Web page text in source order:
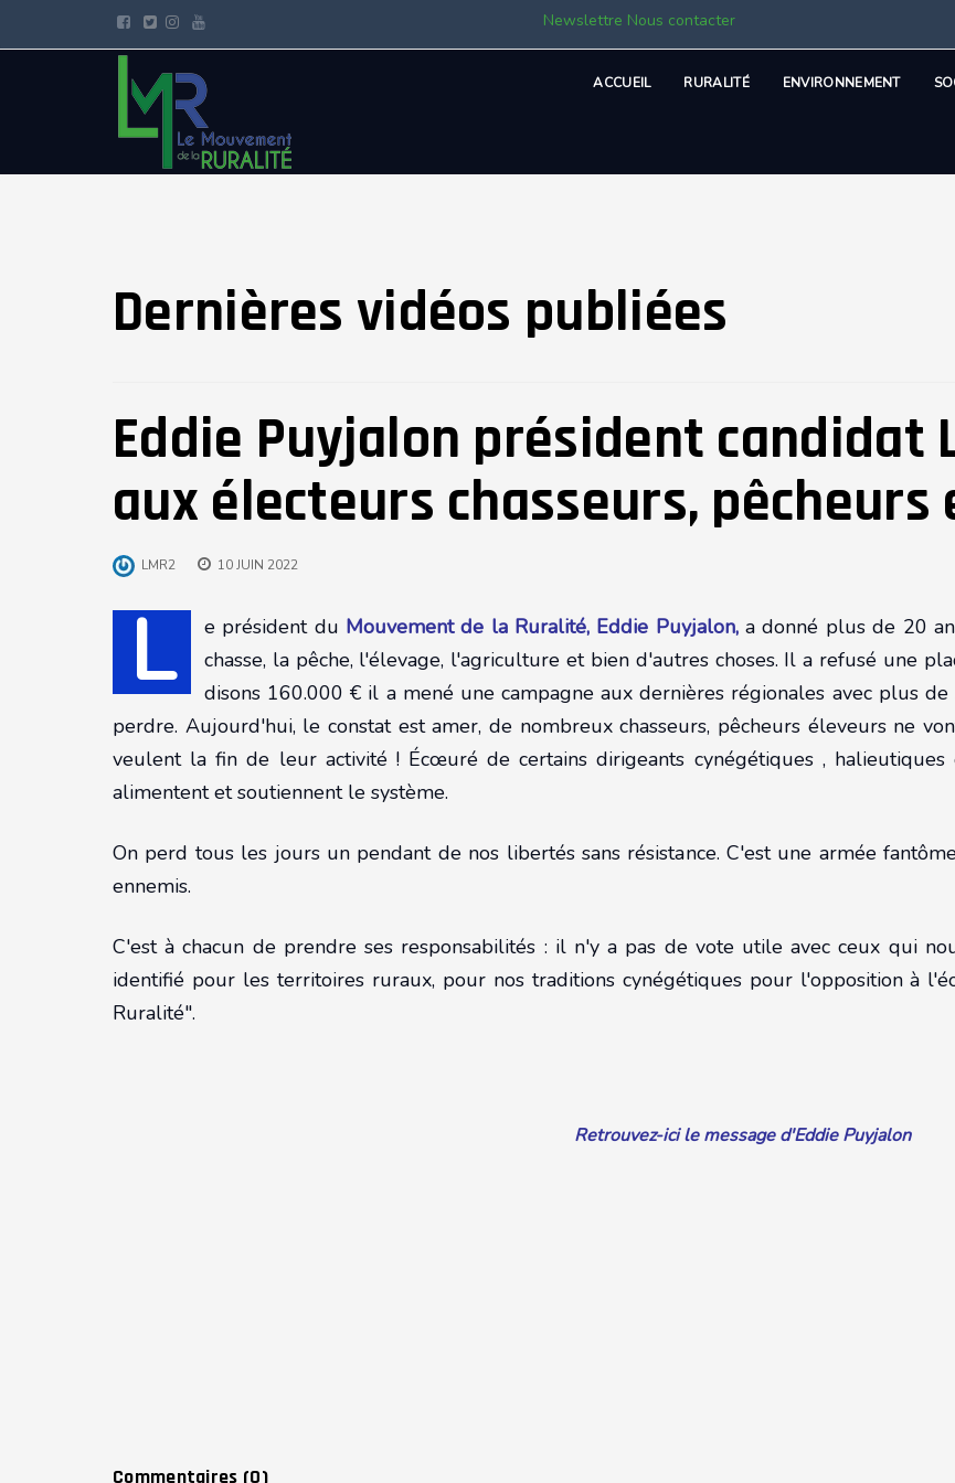
Newslettre Nous contacter
ACCUEIL RURALITÉ ENVIRONNEMENT
Dernières vidéos publiées
Eddie Puyjalon président candidat
aux électeurs chasseurs, pêcheurs
LMR2 10 JUIN 2022
L e président du Mouvement de la Ruralité, Eddie Puyjalon,a donné plus de 20
chasse, la pêche, l'élevage, l'agriculture et bien d'autres choses. Il a refusé une
disons 160.000 € il a mené une campagne aux dernières régionales avec plus
perdre. Aujourd'hui, le constat est amer, de nombreux chasseurs, pêcheurs éleveurs ne
veulent la fin de leur activité ! Écœuré de certains dirigeants cynégétiques ,
alimentent et soutiennent le système.
On perd tous les jours un pendant de nos libertés sans résistance. C'est une armée
ennemis.
C'est à chacun de prendre ses responsabilités : il n'y a pas de vote utile avec ceux qui
identifié pour les territoires ruraux, pour nos traditions cynégétiques pour l'opposition à
Ruralité".
Retrouvez-ici le message d'Eddie Puyjalon
Commentaires (0)